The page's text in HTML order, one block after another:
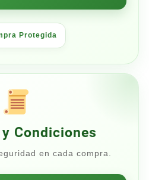
Protegida
Condiciones
en cada compra.